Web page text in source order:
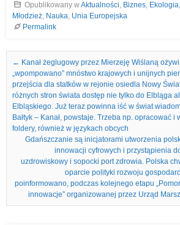
Opublikowany wAktualności, Biznes, Ekologia,
Młodzież, Nauka, Unia Europejska
Permalink
Nawigacja we wpisach
← Kanał żeglugowy przez Mierzeję Wiślaną
„wpompowano” mnóstwo krajowych i unijnych
przejścia dla statków w rejonie osiedla Nowy
różnych stron świata dostęp nie tylko do Elbląga
Elbląskiego. Już teraz powinna iść w świat
Bałtyk – Kanał, powstaje. Trzeba np. opracować
foldery, również w językach obcych
Gdańszczanie są inicjatorami utworzenia
innowacji cyfrowych i przystąpienia
uzdrowiskowy i sopocki port zdrowia. Polska
oparcie polityki rozwoju
poinformowano, podczas kolejnego etapu
innowacje” organizowanej przez Urząd